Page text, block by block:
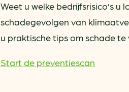
Weet u welke bedrijfsrisico’s
schadegevolgen van
u praktische tips om schade te
Start de preventiescan